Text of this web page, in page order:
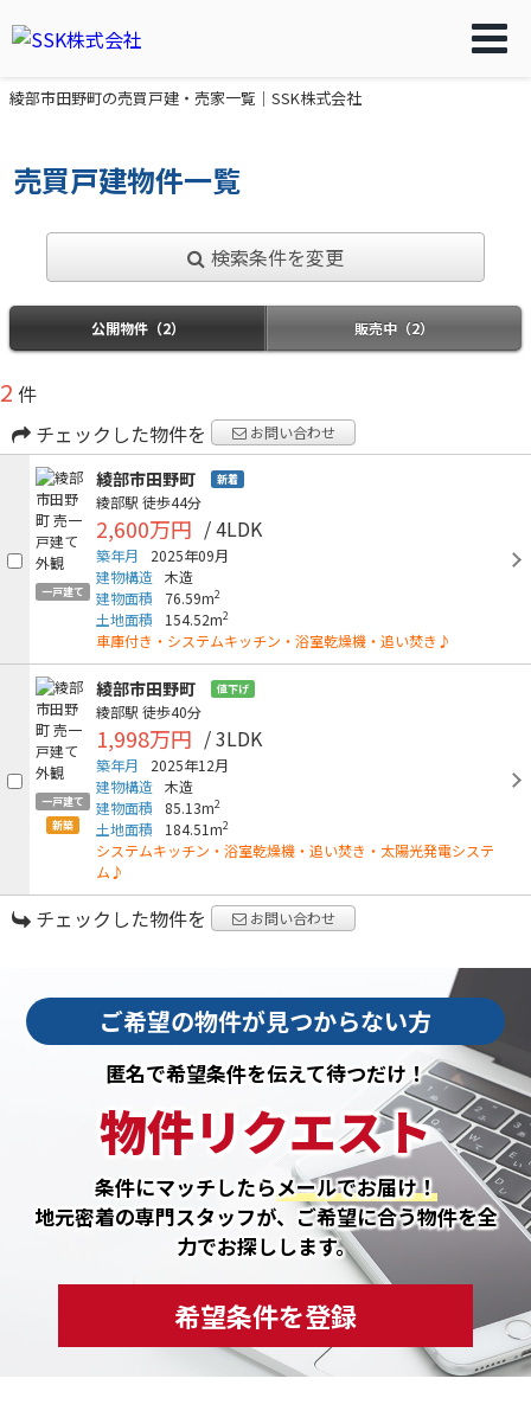
綾部市田野町の売買戸建・売家一覧｜SSK株式会社
売買戸建物件一覧
検索条件を変更
公開物件（2） 販売中（2）
2 件
チェックした物件を
お問い合わせ
一戸建て
綾部市田野町 新着
綾部駅 徒歩44分
2,600万円 / 4LDK
築年月
2025年09月
建物構造 木造
建物面積
76.59m2
土地面積 154.52m2
車庫付き・システムキッチン・浴室乾燥機・追い焚き♪
一戸建て
新築
綾部市田野町 値下げ
綾部駅 徒歩40分
1,998万円 / 3LDK
築年月
2025年12月
建物構造 木造
建物面積
85.13m2
土地面積 184.51m2
システムキッチン・浴室乾燥機・追い焚き・太陽光発電システ
ム♪
チェックした物件を お問い合わせ
ご希望の物件が見つからない方
匿名で希望条件を伝えて待つだけ！
物件リクエスト
条件にマッチしたらメールでお届け！
地元密着の専門スタッフが、ご希望に合う物件を全
力でお探しします。
希望条件を登録